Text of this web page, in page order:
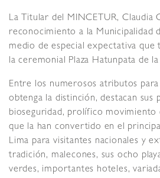
La Titular del MINCETUR, Claudia
reconocimiento a la Municipalidad
medio de especial expectativa
la ceremonial Plaza Hatunpata de la
Entre los numerosos atributos
obtenga la distinción, destacan sus
bioseguridad, prolífico movimiento
que la han convertido en el
Lima para visitantes nacionales y
tradición, malecones, sus ocho
verdes, importantes hoteles,